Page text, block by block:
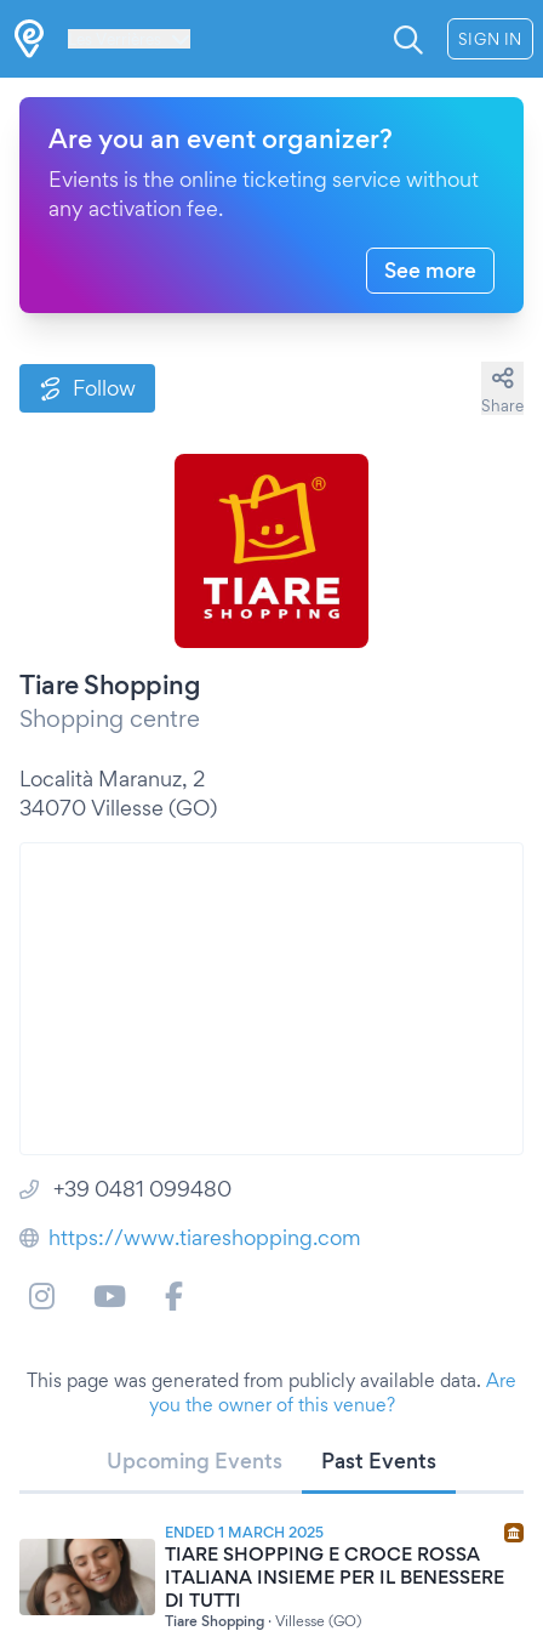
SIGN IN
Are you an event organizer?
Evients is the online ticketing service without
any activation fee.
See more
Follow
Share
Tiare Shopping
Shopping centre
Località Maranuz, 2
34070 Villesse (GO)
+39 0481 099480
https://www.tiareshopping.com
This page was generated from publicly available data. Are
you the owner of this venue?
Upcoming Events Past Events
ENDED 1 MARCH 2025
TIARE SHOPPING E CROCE ROSSA
ITALIANA INSIEME PER IL BENESSERE
DI TUTTI
Tiare Shopping · Villesse (GO)